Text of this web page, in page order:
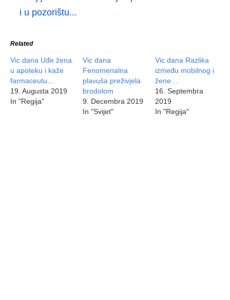
i u pozorištu...
Related
Vic dana Uđe žena
u apoteku i kaže
farmaceutu…
19. Augusta 2019
In "Regija"
Vic dana
Fenomenalna
plavuša preživjela
brodolom
9. Decembra 2019
In "Svijet"
Vic dana Razlika
između mobilnog i
žene…
16. Septembra
2019
In "Regija"